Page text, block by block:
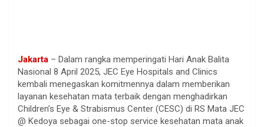
Jakarta – Dalam rangka memperingati Hari Anak Balita
Nasional 8 April 2025, JEC Eye Hospitals and Clinics
kembali menegaskan komitmennya dalam memberikan
layanan kesehatan mata terbaik dengan menghadirkan
Children’s Eye & Strabismus Center (CESC) di RS Mata JEC
@ Kedoya sebagai one-stop service kesehatan mata anak